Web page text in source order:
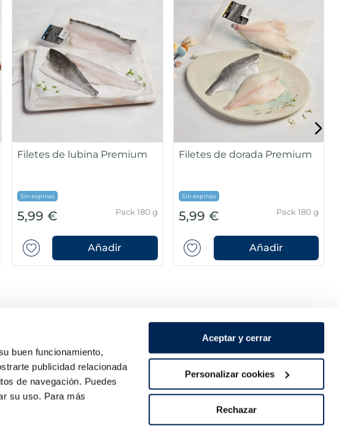
buen funcionamiento,
publicidad relacionada
de navegación. Puedes
su uso. Para más
Aceptar y cerrar
Personalizar cookies
Rechazar
Filetes de lubina Premium
Sin espinas
5,99 € Pack 180 g
Añadir
Filetes de dorada Premium
Sin espinas
5,99 € Pack 180 g
Añadir
nosotros